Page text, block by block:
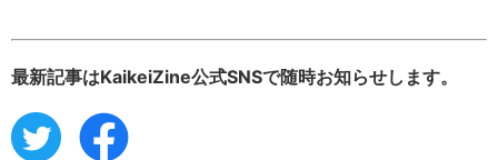
最新記事はKaikeiZine公式SNSで随時お知らせします。